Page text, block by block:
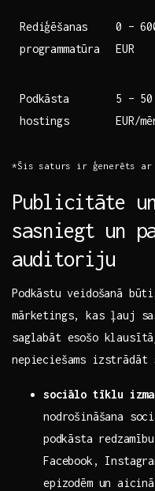
Rediģēšanas
programmatūra
0 –
‌EUR
Podkāsta
hostings
5​ – 50
EUR/
*Šis saturs ir ģenerēts ar
Publicitāte
sasniegt un
auditoriju
Podkāstu ⁢veidošanā
mārketings, kas ļauj
saglabāt esošo
nepieciešams
sociālo tīklu
nodrošināšana
⁤podkāsta⁢
Facebook,
epizodēm ​un⁢